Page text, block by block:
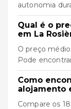
autonomia
Qual é o
em La
O preço
Pode
Como
alojamento
Compare os